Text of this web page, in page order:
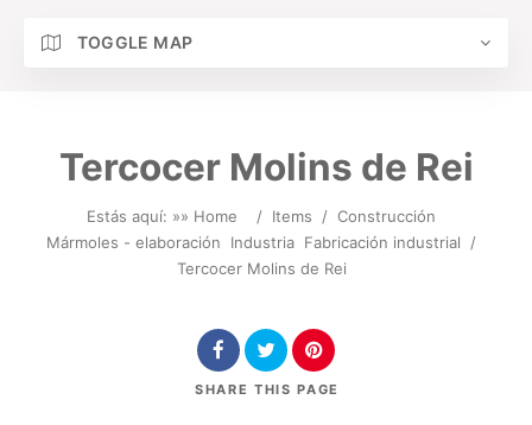
TOGGLE MAP
Tercocer Molins de Rei
Estás aquí: »» Home / Items / Construcción
Mármoles - elaboración
Industria Fabricación industrial
/
Tercocer Molins de Rei
SHARE THIS PAGE